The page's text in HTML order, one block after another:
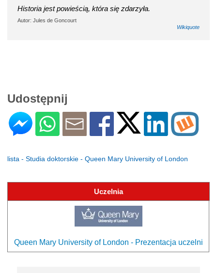
Historia jest powieścią, która się zdarzyła.
Autor: Jules de Goncourt
Wikiquote
Udostępnij
lista - Studia doktorskie - Queen Mary University of London
Uczelnia
Queen Mary University of London - Prezentacja uczelni